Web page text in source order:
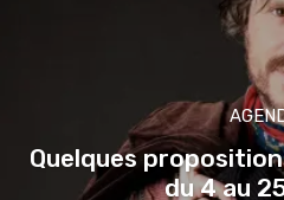
Quelques
du 4 au